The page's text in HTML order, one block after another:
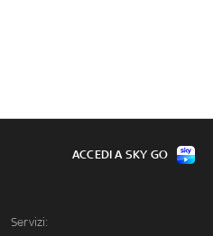
Servizi:
ACCEDI A SKY GO